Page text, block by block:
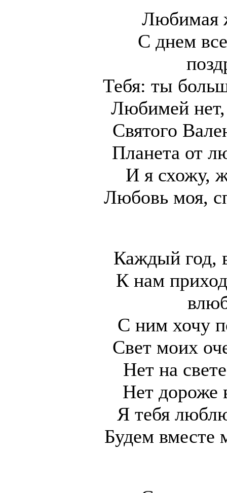
Любимая
С днем
Тебя: ты
Любимей нет,
Святого
Планета от
И я схожу,
Любовь моя,
Каждый год,
К нам
С ним хочу
Свет моих
Нет на
Нет дороже
Я тебя
Будем вместе